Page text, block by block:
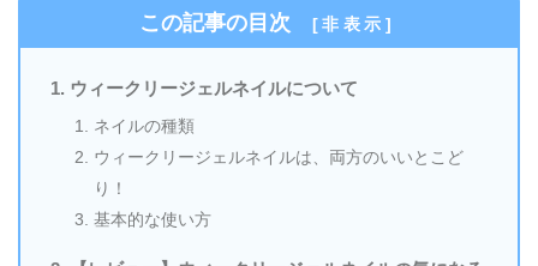
この記事の目次 [非表示 ]
ウィークリージェルネイルについて
ネイルの種類
ウィークリージェルネイルは、両方のいいとこど
り！
基本的な使い方